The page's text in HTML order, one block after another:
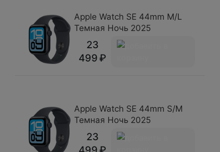
Apple Watch SE 44mm M/L
Темная Ночь 2025
23
499
Apple Watch SE 44mm S/M
Темная Ночь 2025
23